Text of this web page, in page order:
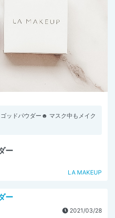
ゴッドパウダー☻ マスク中もメイク
ー
LA MAKEUP
ー
2021/03/28